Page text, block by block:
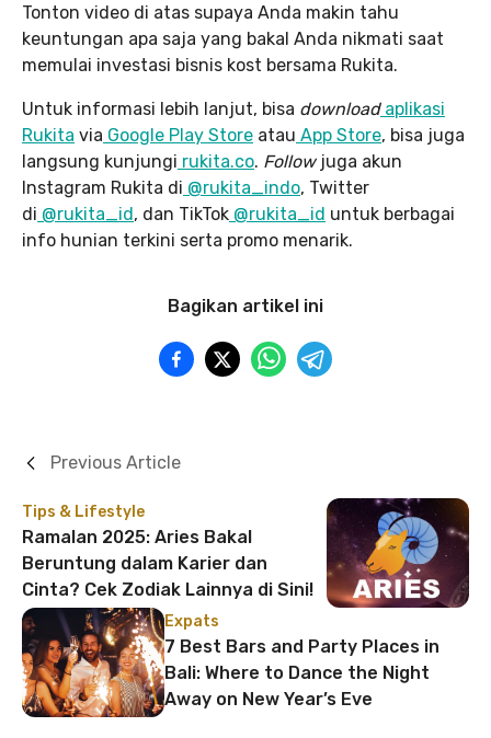
Tonton video di atas supaya Anda makin tahu
keuntungan apa saja yang bakal Anda nikmati saat
memulai investasi bisnis kost bersama Rukita.
Untuk informasi lebih lanjut, bisa downloadaplikasi
Rukita via Google Play Store atau App Store, bisa juga
langsung kunjungi rukita.co. Followjuga akun
Instagram Rukita di @rukita_indo, Twitter
di @rukita_id, dan TikTok @rukita_id untuk berbagai
info hunian terkini serta promo menarik.
Bagikan artikel ini
Tips & Lifestyle
Ramalan 2025: Aries Bakal
Beruntung dalam Karier dan
Cinta? Cek Zodiak Lainnya di Sini!
Previous Article
Expats
7 Best Bars and Party Places in
Bali: Where to Dance the Night
Away on New Year’s Eve